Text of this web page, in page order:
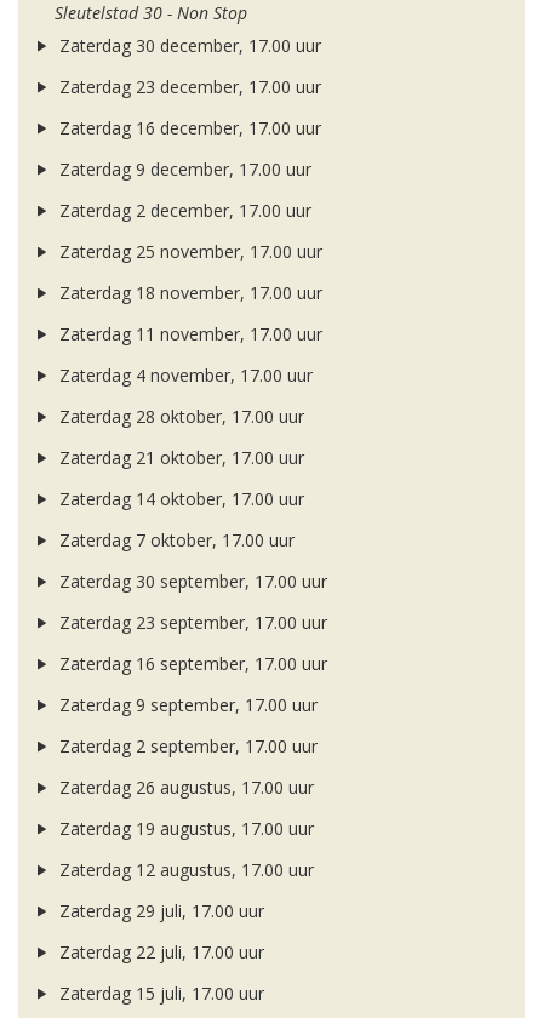
Sleutelstad 30 - Non Stop
Zaterdag 30 december, 17.00 uur
Zaterdag 23 december, 17.00 uur
Zaterdag 16 december, 17.00 uur
Zaterdag 9 december, 17.00 uur
Zaterdag 2 december, 17.00 uur
Zaterdag 25 november, 17.00 uur
Zaterdag 18 november, 17.00 uur
Zaterdag 11 november, 17.00 uur
Zaterdag 4 november, 17.00 uur
Zaterdag 28 oktober, 17.00 uur
Zaterdag 21 oktober, 17.00 uur
Zaterdag 14 oktober, 17.00 uur
Zaterdag 7 oktober, 17.00 uur
Zaterdag 30 september, 17.00 uur
Zaterdag 23 september, 17.00 uur
Zaterdag 16 september, 17.00 uur
Zaterdag 9 september, 17.00 uur
Zaterdag 2 september, 17.00 uur
Zaterdag 26 augustus, 17.00 uur
Zaterdag 19 augustus, 17.00 uur
Zaterdag 12 augustus, 17.00 uur
Zaterdag 29 juli, 17.00 uur
Zaterdag 22 juli, 17.00 uur
Zaterdag 15 juli, 17.00 uur